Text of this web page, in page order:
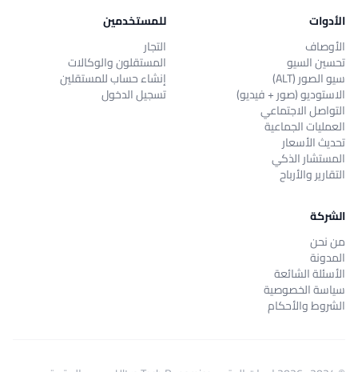
الأدوات
الأوصاف
تحسين السيو
سيو الصور (ALT)
الاستوديو (صور + فيديو)
التواصل الاجتماعي
العمليات الجماعية
تحديث الأسعار
المستشار الذكي
التقارير والأرباح
للمستخدمين
التجار
المستقلون والوكالات
إنشاء حساب للمستقلين
تسجيل الدخول
الشركة
من نحن
المدونة
الأسئلة الشائعة
سياسة الخصوصية
الشروط والأحكام